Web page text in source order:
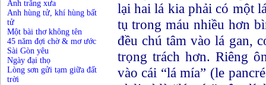
Ánh trăng xưa
Anh hùng tử, khí hùng bất
tử
Một bài thơ không tên
45 năm đợi chờ & mơ ước
Sài Gòn yêu
Ngày đại thọ
Lòng sơn gửi tạm giữa đất
trời
lại hai lá kia phải có một
tụ trong máu nhiều hơn
đều chú tâm vào lá gan,
trọng trách hơn. Riêng
vào cái “lá mía” (le